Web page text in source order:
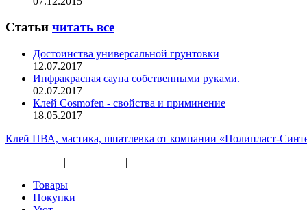
Статьи читать все
Достоинства универсальной грунтовки
12.07.2017
Инфракрасная сауна собственными руками.
02.07.2017
Клей Cosmofen - свойства и приминение
18.05.2017
Клей ПВА, мастика, шпатлевка от компании «Полипласт-
| |
Товары
Покупки